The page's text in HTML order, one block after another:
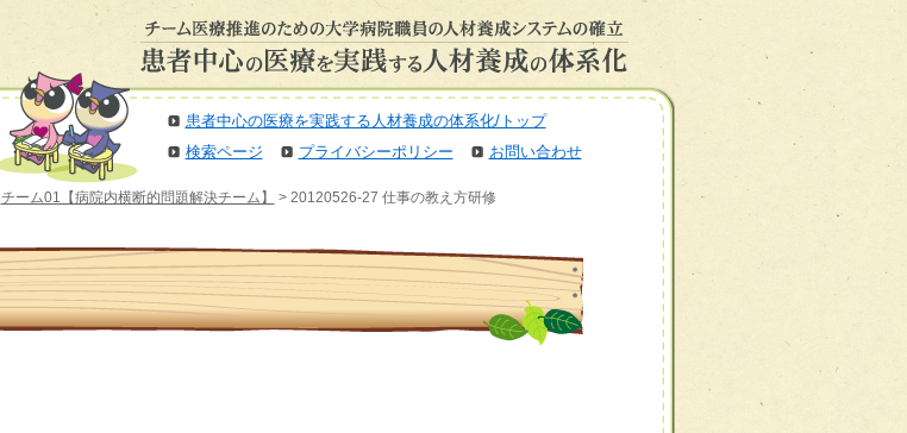
患者中心の医療を実践する人材養成の体系化/トップ
検索ページ
プライバシーポリシー お問い合わせ
チーム01【病院内横断的問題解決チーム】 > 20120526-27 仕事の教え方研修